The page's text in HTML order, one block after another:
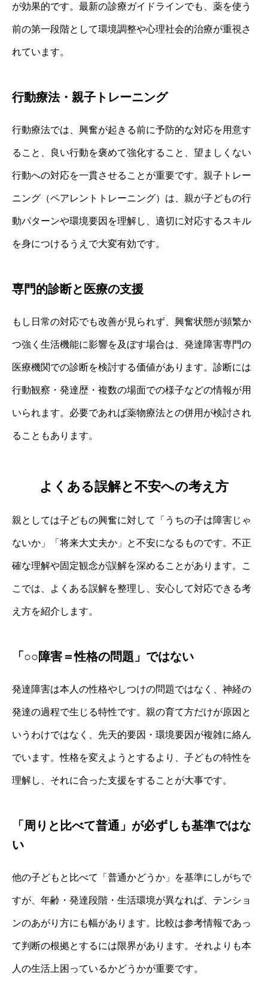
が効果的です。最新の診療ガイドラインでも、薬を使う
前の第一段階として環境調整や心理社会的治療が重視さ
れています。
行動療法・親子トレーニング
行動療法では、興奮が起きる前に予防的な対応を用意す
ること、良い行動を褒めて強化すること、望ましくない
行動への対応を一貫させることが重要です。親子トレー
ニング（ペアレントトレーニング）は、親が子どもの行
動パターンや環境要因を理解し、適切に対応するスキル
を身につけるうえで大変有効です。
専門的診断と医療の支援
もし日常の対応でも改善が見られず、興奮状態が頻繁か
つ強く生活機能に影響を及ぼす場合は、発達障害専門の
医療機関での診断を検討する価値があります。診断には
行動観察・発達歴・複数の場面での様子などの情報が用
いられます。必要であれば薬物療法との併用が検討され
ることもあります。
よくある誤解と不安への考え方
親としては子どもの興奮に対して「うちの子は障害じゃ
ないか」「将来大丈夫か」と不安になるものです。不正
確な理解や固定観念が誤解を深めることがあります。こ
こでは、よくある誤解を整理し、安心して対応できる考
え方を紹介します。
「○○障害＝性格の問題」ではない
発達障害は本人の性格やしつけの問題ではなく、神経の
発達の過程で生じる特性です。親の育て方だけが原因と
いうわけではなく、先天的要因・環境要因が複雑に絡ん
でいます。性格を変えようとするより、子どもの特性を
理解し、それに合った支援をすることが大事です。
「周りと比べて普通」が必ずしも基準ではな
い
他の子どもと比べて「普通かどうか」を基準にしがちで
すが、年齢・発達段階・生活環境が異なれば、テンショ
ンのあがり方にも幅があります。比較は参考情報であっ
て判断の根拠とするには限界があります。それよりも本
人の生活上困っているかどうかが重要です。